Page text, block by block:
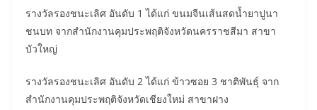
รางวัลรองชนะเลิศ อันดับ 1 ได้แก่ ขนมจีนเส้นสดน้ำยาปูนา
ชนบท จากสำนักงานคุมประพฤติจังหวัดนครราชสีมา สาขา
บัวใหญ่
รางวัลรองชนะเลิศ อันดับ 2 ได้แก่ ข้าวซอย 3 ชาติพันธุ์ จาก
สำนักงานคุมประพฤติจังหวัดเชียงใหม่ สาขาฝาง